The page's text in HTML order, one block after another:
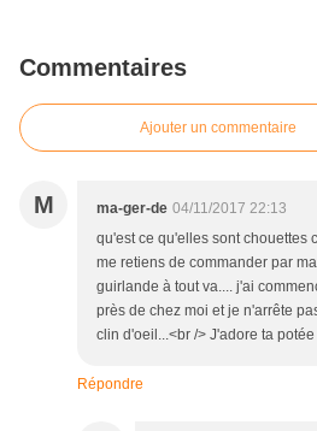
Commentaires
Ajouter un commentaire
M ma-ger-de 04/11/2017 22:13
qu'est ce qu'elles sont chouettes
me retiens de commander par
guirlande à tout va.... j'ai
près de chez moi et je n'arrête
clin d'oeil...<br /> J'adore ta
Répondre